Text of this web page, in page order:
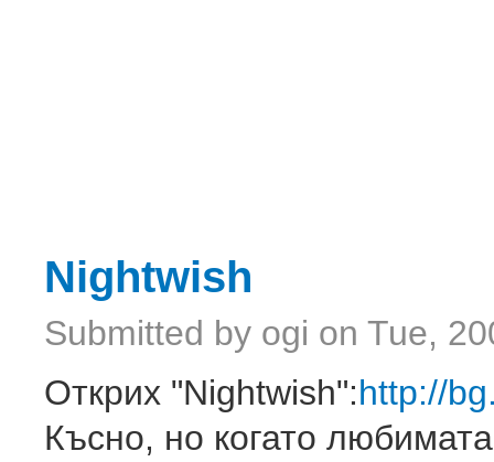
Nightwish
Submitted by ogi on Tue,
Открих "Nightwish":http://
Късно, но когато